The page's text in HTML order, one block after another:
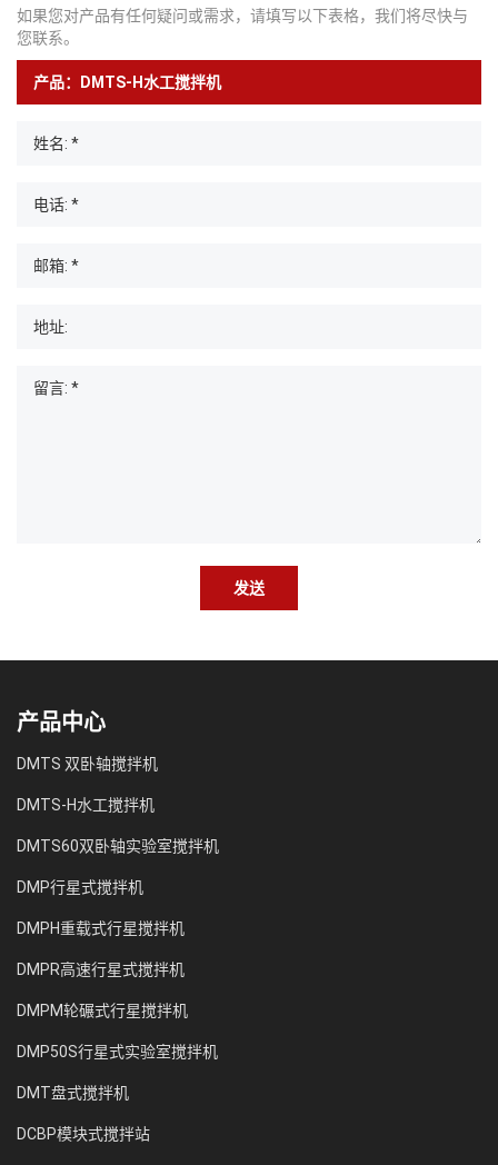
如果您对产品有任何疑问或需求，请填写以下表格，我们将尽快与
您联系。
发送
产品中心
DMTS 双卧轴搅拌机
DMTS-H水工搅拌机
DMTS60双卧轴实验室搅拌机
DMP行星式搅拌机
DMPH重载式行星搅拌机
DMPR高速行星式搅拌机
DMPM轮碾式行星搅拌机
DMP50S行星式实验室搅拌机
DMT盘式搅拌机
DCBP模块式搅拌站